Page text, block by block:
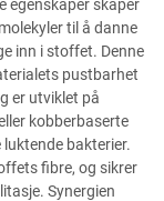
egenskaper skaper
til å danne
inn i stoffet. Denne
pustbarhet
er utviklet på
kobberbaserte
bakterier.
fibre, og sikrer
Synergien